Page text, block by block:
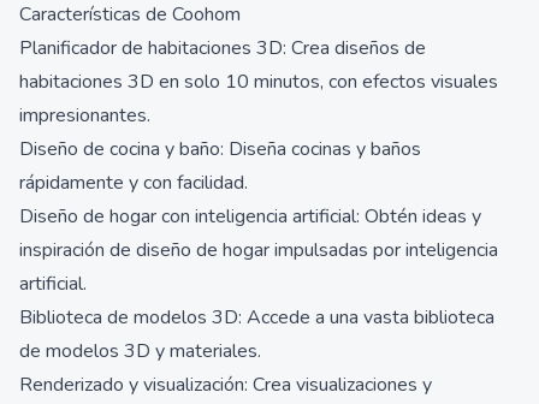
Características de Coohom
Planificador de habitaciones 3D: Crea diseños de
habitaciones 3D en solo 10 minutos, con efectos visuales
impresionantes.
Diseño de cocina y baño: Diseña cocinas y baños
rápidamente y con facilidad.
Diseño de hogar con inteligencia artificial: Obtén ideas y
inspiración de diseño de hogar impulsadas por inteligencia
artificial.
Biblioteca de modelos 3D: Accede a una vasta biblioteca
de modelos 3D y materiales.
Renderizado y visualización: Crea visualizaciones y